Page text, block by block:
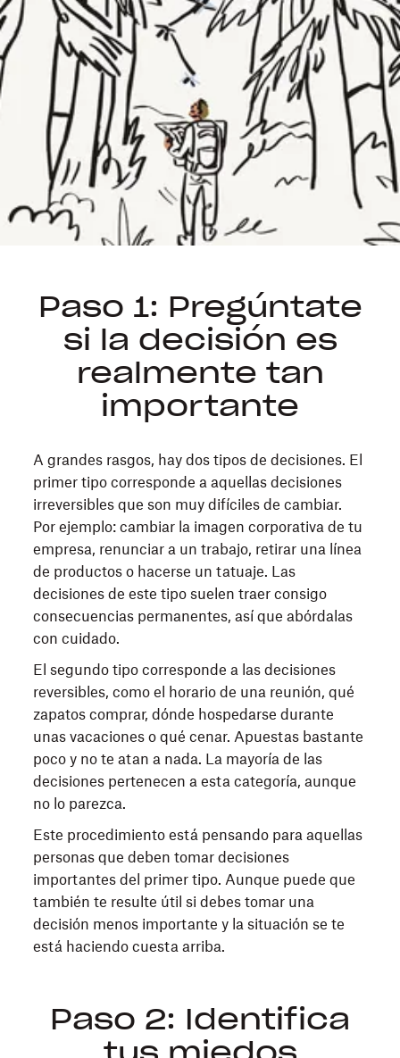
Paso 1: Pregúntate
si la decisión es
realmente tan
importante
A grandes rasgos, hay dos tipos de decisiones. El
primer tipo corresponde a aquellas decisiones
irreversibles que son muy difíciles de cambiar.
Por ejemplo: cambiar la imagen corporativa de tu
empresa, renunciar a un trabajo, retirar una línea
de productos o hacerse un tatuaje. Las
decisiones de este tipo suelen traer consigo
consecuencias permanentes, así que abórdalas
con cuidado.
El segundo tipo corresponde a las decisiones
reversibles, como el horario de una reunión, qué
zapatos comprar, dónde hospedarse durante
unas vacaciones o qué cenar. Apuestas bastante
poco y no te atan a nada. La mayoría de las
decisiones pertenecen a esta categoría, aunque
no lo parezca.
Este procedimiento está pensando para aquellas
personas que deben tomar decisiones
importantes del primer tipo. Aunque puede que
también te resulte útil si debes tomar una
decisión menos importante y la situación se te
está haciendo cuesta arriba.
Paso 2: Identifica